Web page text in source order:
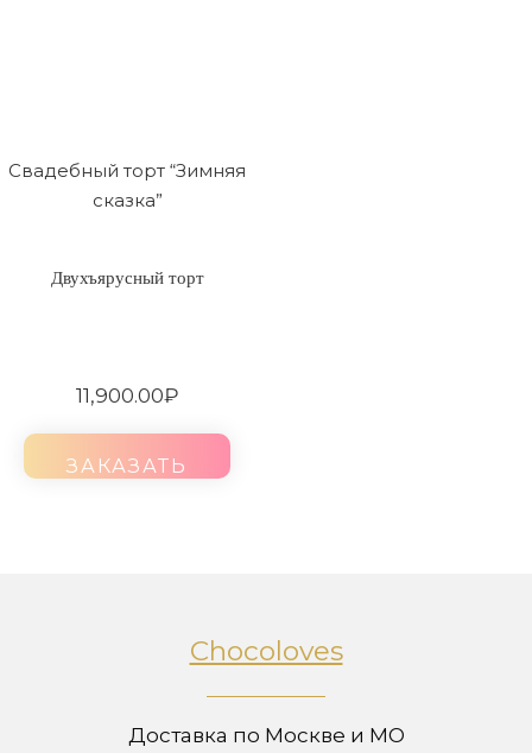
Свадебный торт “Зимняя
сказка”
Двухъярусный торт
11,900.00₽
ЗАКАЗАТЬ
Chocoloves
Доставка по Москве и МО